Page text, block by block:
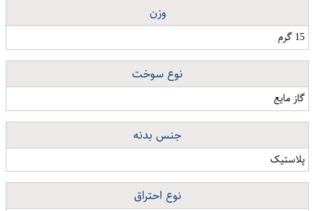
وزن
15 گرم
نوع سوخت
گاز مایع
جنس بدنه
پلاستیک
نوع احتراق